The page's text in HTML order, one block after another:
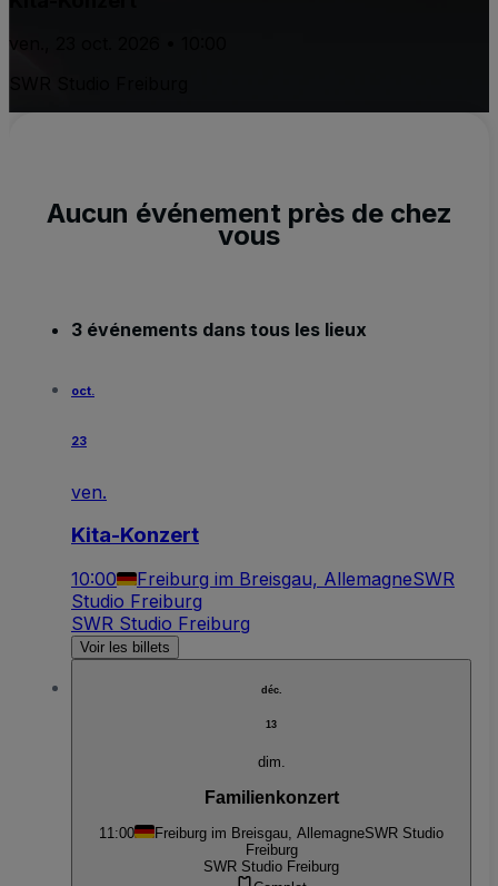
Aucun événement près de chez
vous
3 événements dans tous les lieux
oct.
23
ven.
Kita-Konzert
10:00 Freiburg im Breisgau, AllemagneSWR
Studio Freiburg
SWR Studio Freiburg
Voir les billets
déc.
13
dim.
Familienkonzert
11:00 Freiburg im Breisgau, AllemagneSWR Studio
Freiburg
SWR Studio Freiburg